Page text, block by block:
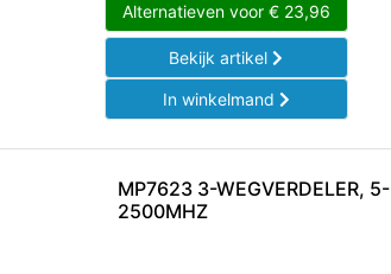
Alternatieven voor €23,96
Bekijk artikel
In winkelmand
MP7623 3-WEGVERDELER, 5-
2500MHZ